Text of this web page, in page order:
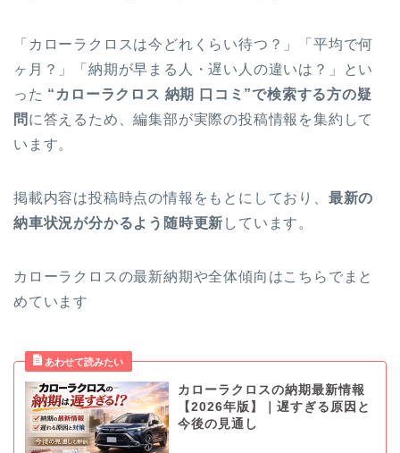
「カローラクロスは今どれくらい待つ？」「平均で何
ヶ月？」「納期が早まる人・遅い人の違いは？」とい
った “カローラクロス 納期 口コミ”で検索する方の疑
問 に答えるため、編集部が実際の投稿情報を集約して
います。
掲載内容は投稿時点の情報をもとにしており、 最新の
納車状況が分かるよう随時更新 しています。
カローラクロスの最新納期や全体傾向はこちらでまと
めています
カローラクロスの納期最新情報
【2026年版】｜遅すぎる原因と
今後の見通し